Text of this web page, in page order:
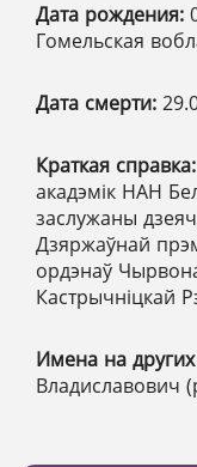
Дата рождения:
Гомельская
Дата смерти:
Краткая справка:
акадэмік НАН
заслужаны дзеяч
Дзяржаўнай
ордэнаў
Кастрычніцкай
Имена на
Владиславович